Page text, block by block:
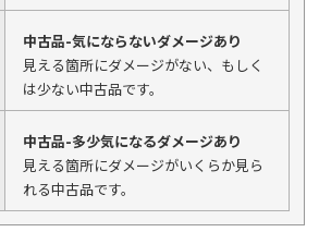
中古品-気にならないダメージあり
見える箇所にダメージがない、もしく
は少ない中古品です。
中古品-多少気になるダメージあり
見える箇所にダメージがいくらか見ら
れる中古品です。